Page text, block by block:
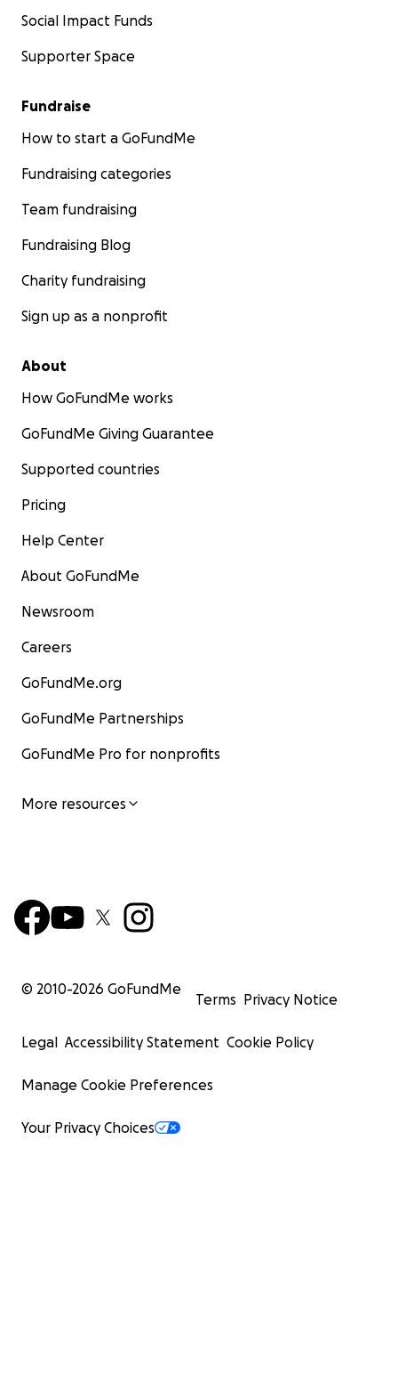
Social Impact Funds
Supporter Space
Fundraise
How to start a GoFundMe
Fundraising categories
Team fundraising
Fundraising Blog
Charity fundraising
Sign up as a nonprofit
About
How GoFundMe works
GoFundMe Giving Guarantee
Supported countries
Pricing
Help Center
About GoFundMe
Newsroom
Careers
GoFundMe.org
GoFundMe Partnerships
GoFundMe Pro for nonprofits
More resources
© 2010-2026 GoFundMe
Terms Privacy Notice
Legal Accessibility Statement Cookie Policy
Manage Cookie Preferences
Your Privacy Choices